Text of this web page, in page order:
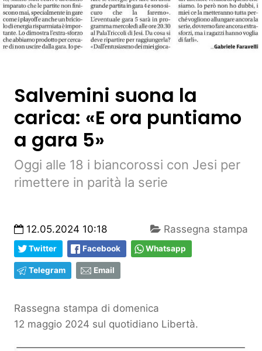
Salvemini suona la
carica: «E ora puntiamo
a gara 5»
Oggi alle 18 i biancorossi con Jesi per
rimettere in parità la serie
12.05.2024 10:18 Rassegna stampa
Twitter Facebook Whatsapp
Telegram Email
Rassegna stampa di domenica
12 maggio 2024 sul quotidiano Libertà.